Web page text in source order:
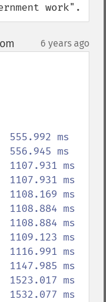
work".
6 years ago
ms
ms
ms
ms
ms
ms
ms
ms
ms
ms
ms
ms